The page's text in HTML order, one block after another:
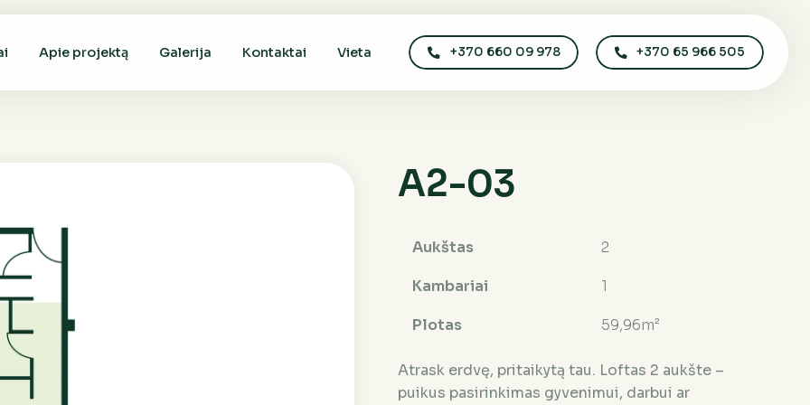
Apie projektą Galerija Kontaktai Vieta +370 660 09 978 +370 65 966 505
A2-03
Aukštas 2
Kambariai 1
Plotas 59,96m²
Atrask erdvę, pritaikytą tau. Loftas 2 aukšte –
puikus pasirinkimas gyvenimui, darbui ar